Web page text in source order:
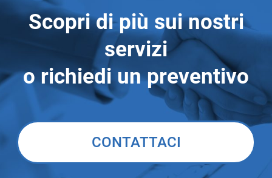
Scopri di più sui nostri
servizi
o richiedi un preventivo
CONTATTACI